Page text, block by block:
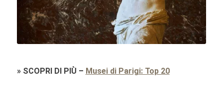
pxfuel.com
» SCOPRI DI PIÙ – Musei di Parigi: Top 20